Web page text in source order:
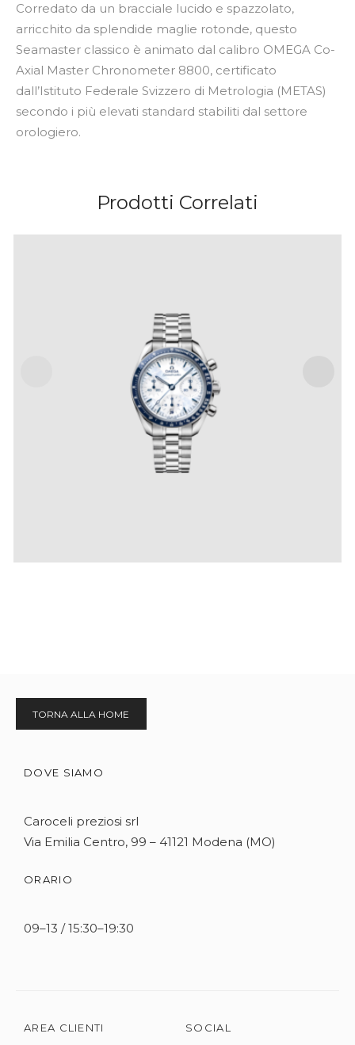
Corredato da un bracciale lucido e spazzolato,
arricchito da splendide maglie rotonde, questo
Seamaster classico è animato dal calibro OMEGA Co-
Axial Master Chronometer 8800, certificato
dall’Istituto Federale Svizzero di Metrologia (METAS)
secondo i più elevati standard stabiliti dal settore
orologiero.
Prodotti Correlati
SPEEDMASTER 38 MILANO CORTINA 2026 CO-
AXIAL CHRONOMETER CHRONOGRAPH 38 MM
6,800.00 IVA Inclusa
TORNA ALLA HOME
DOVE SIAMO
Caroceli preziosi srl
Via Emilia Centro, 99 – 41121 Modena (MO)
ORARIO
09–13 / 15:30–19:30
AREA CLIENTI SOCIAL